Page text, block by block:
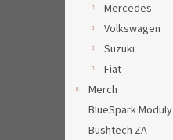
Mercedes
Volkswagen
Suzuki
Fiat
Merch
BlueSpark Moduly
Bushtech ZA